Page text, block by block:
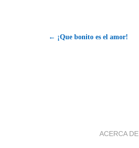
← ¡Que bonito es el amor!
ACERCA DE